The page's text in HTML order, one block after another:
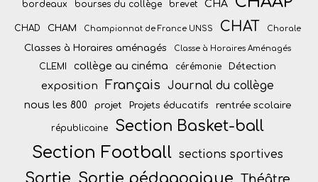
bordeaux bourses du collège brevet CHA
CHAD CHAM Championnat de France UNSS CHAT Chorale
Classes à Horaires aménagés Classe à Horaires Aménagés
CLEMI collège au cinéma cérémonie Détection
exposition Français Journal du collège
nous les 800 projet Projets éducatifs rentrée scolaire
républicaine Section Basket-ball
Section Football sections sportives